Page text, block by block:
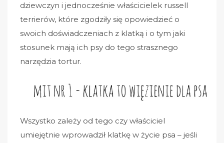
dziewczyn i jednocześnie właścicielek russell
terrierów, które zgodziły się opowiedzieć o
swoich doświadczeniach z klatką i o tym jaki
stosunek mają ich psy do tego strasznego
narzędzia tortur.
Wszystko zależy od tego czy właściciel
umiejętnie wprowadził klatkę w życie psa – jeśli